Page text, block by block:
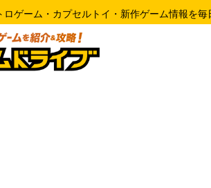
ゲーム・カプセルトイ・新作ゲーム情報を毎